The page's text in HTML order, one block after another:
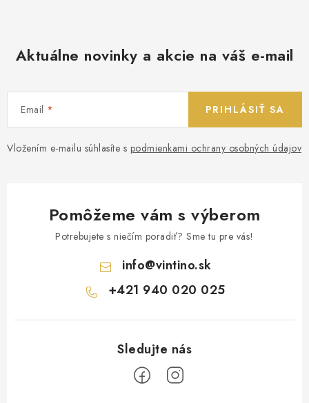
Aktuálne novinky a akcie na váš e-mail
Email
Vložením e-mailu súhlasíte s podmienkami ochrany osobných údajov
PRIHLÁSIŤ SA
Pomôžeme vám s výberom
Potrebujete s niečím poradiť? Sme tu pre vás!
info@vintino.sk
+421 940 020 025